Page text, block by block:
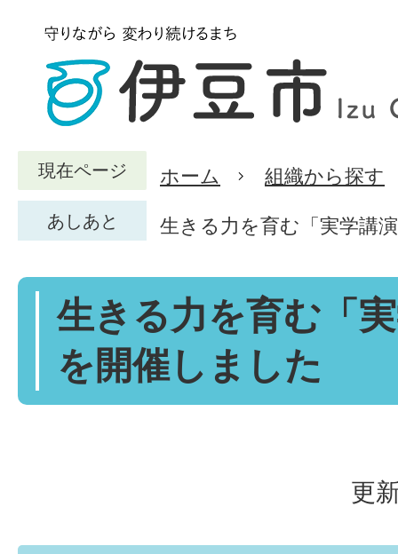
現在ページ ホーム 組織から探す
あしあと 生きる力を育む「実学講
生きる力を育む「
を開催しました
更